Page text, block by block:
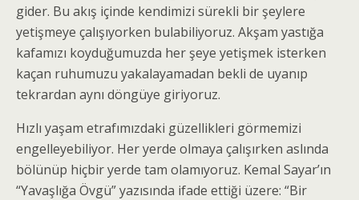
gider. Bu akış içinde kendimizi sürekli bir şeylere
yetişmeye çalışıyorken bulabiliyoruz. Akşam yastığa
kafamızı koyduğumuzda her şeye yetişmek isterken
kaçan ruhumuzu yakalayamadan bekli de uyanıp
tekrardan aynı döngüye giriyoruz.
Hızlı yaşam etrafımızdaki güzellikleri görmemizi
engelleyebiliyor. Her yerde olmaya çalışırken aslında
bölünüp hiçbir yerde tam olamıyoruz. Kemal Sayar’ın
“Yavaşlığa Övgü” yazısında ifade ettiği üzere: “Bir